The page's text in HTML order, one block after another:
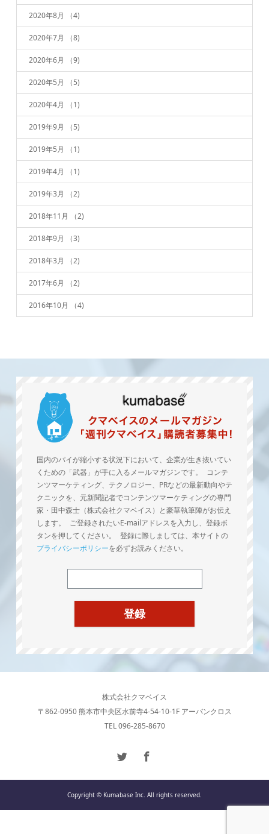
2020年8月 （4)
2020年7月 （8)
2020年6月 （9)
2020年5月 （5)
2020年4月 （1)
2019年9月 （5)
2019年5月 （1)
2019年4月 （1)
2019年3月 （2)
2018年11月 （2)
2018年9月 （3)
2018年3月 （2)
2017年6月 （2)
2016年10月 （4)
国内のパイが縮小する状況下において、企業が生き抜いてい
くための「武器」が手に入るメールマガジンです。 コンテ
ンツマーケティング、テクノロジー、PRなどの最新動向やテ
クニックを、元新聞記者でコンテンツマーケティングの専門
家・田中森士（株式会社クマベイス）と豪華執筆陣がお伝え
します。 ご登録されたいE-mailアドレスを入力し、登録ボ
タンを押してください。 登録に際しましては、本サイトの
プライバシーポリシーを必ずお読みください。
株式会社クマベイス
〒862-0950 熊本市中央区水前寺4-54-10-1F アーバンクロス
TEL 096-285-8670
Copyright © Kumabase Inc. All rights reserved.